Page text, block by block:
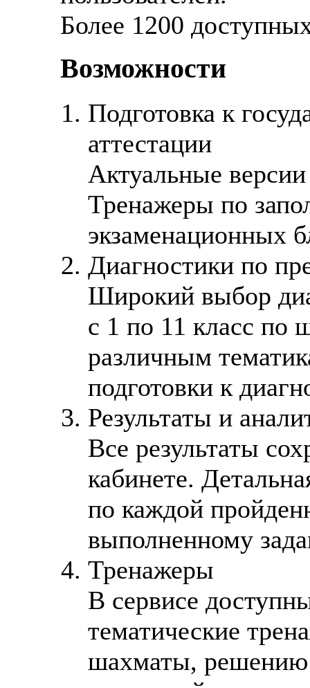
Более 1200
Возможности
Подготовка к
аттестации
Актуальные
Тренажеры по
экзаменационных
Диагностики по
Широкий выбор
с 1 по 11 класс по
различным
подготовки к
Результаты и
Все результаты
кабинете.
по каждой
выполненному
Тренажеры
В сервисе
тематические
шахматы, решению